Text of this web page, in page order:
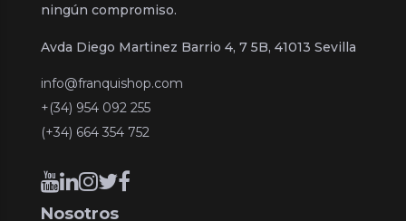
ningún compromiso.
Avda Diego Martinez Barrio 4, 7 5B, 41013 Sevilla
info@franquishop.com
+(34) 954 092 255
(+34) 664 354 752
Nosotros